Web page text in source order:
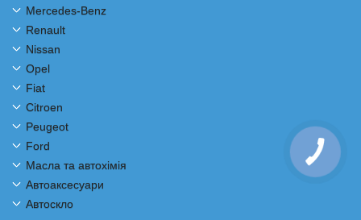
Mercedes-Benz
Renault
Nissan
Opel
Fiat
Citroen
Peugeot
Ford
Масла та автохімія
Автоаксесуари
Автоскло